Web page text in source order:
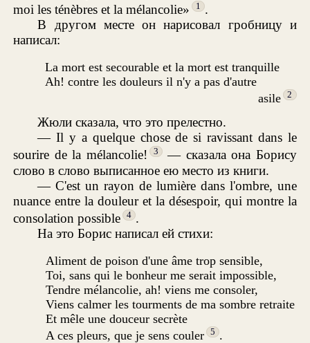
moi les ténèbres et la mélancolie»
1 .
В другом месте он нарисовал гробницу и
написал:
La mort est secourable et la mort est tranquille
Ah! contre les douleurs il n'y a pas d'autre
asile
2
Жюли сказала, что это прелестно.
— Il y a quelque chose de si ravissant dans le
sourire de la mélancolie!
3 — сказала она Борису
слово в слово выписанное ею место из книги.
— C'est un rayon de lumière dans l'ombre, une
nuance entre la douleur et la désespoir, qui montre la
consolation possible
4 .
На это Борис написал ей стихи:
Aliment de poison d'une âme trop sensible,
Toi, sans qui le bonheur me serait impossible,
Tendre mélancolie, ah! viens me consoler,
Viens calmer les tourments de ma sombre retraite
Et mêle une douceur secrète
A ces pleurs, que je sens couler
5 .